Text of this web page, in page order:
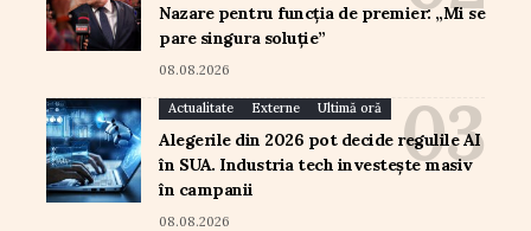
Nazare pentru funcția de premier: „Mi se
pare singura soluție”
08.08.2026
Actualitate Externe Ultimă oră
Alegerile din 2026 pot decide regulile AI
în SUA. Industria tech investește masiv
în campanii
08.08.2026